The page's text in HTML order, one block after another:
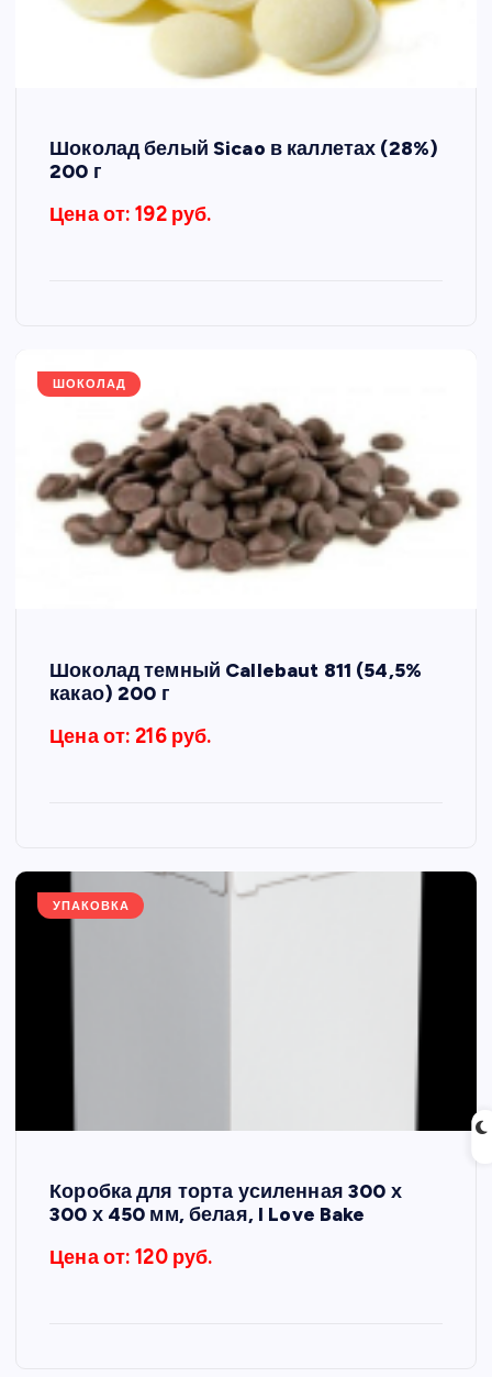
Шоколад белый Sicao в каллетах (28%)
200 г
Цена от: 192 руб.
ШОКОЛАД
Шоколад темный Callebaut 811 (54,5%
какао) 200 г
Цена от: 216 руб.
УПАКОВКА
Коробка для торта усиленная 300 х
300 х 450 мм, белая, I Love Bake
Цена от: 120 руб.